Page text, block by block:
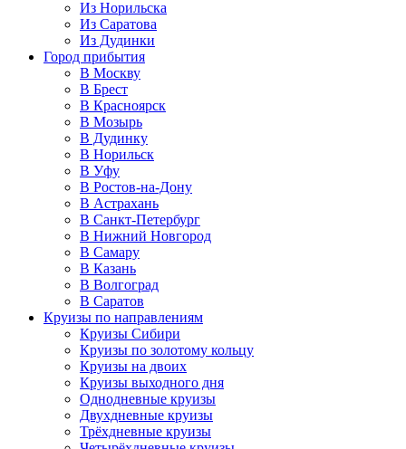
Из Норильска
Из Саратова
Из Дудинки
Город прибытия
В Москву
В Брест
В Красноярск
В Мозырь
В Дудинку
В Норильск
В Уфу
В Ростов-на-Дону
В Астрахань
В Санкт-Петербург
В Нижний Новгород
В Самару
В Казань
В Волгоград
В Саратов
Круизы по направлениям
Круизы Сибири
Круизы по золотому кольцу
Круизы на двоих
Круизы выходного дня
Однодневные круизы
Двухдневные круизы
Трёхдневные круизы